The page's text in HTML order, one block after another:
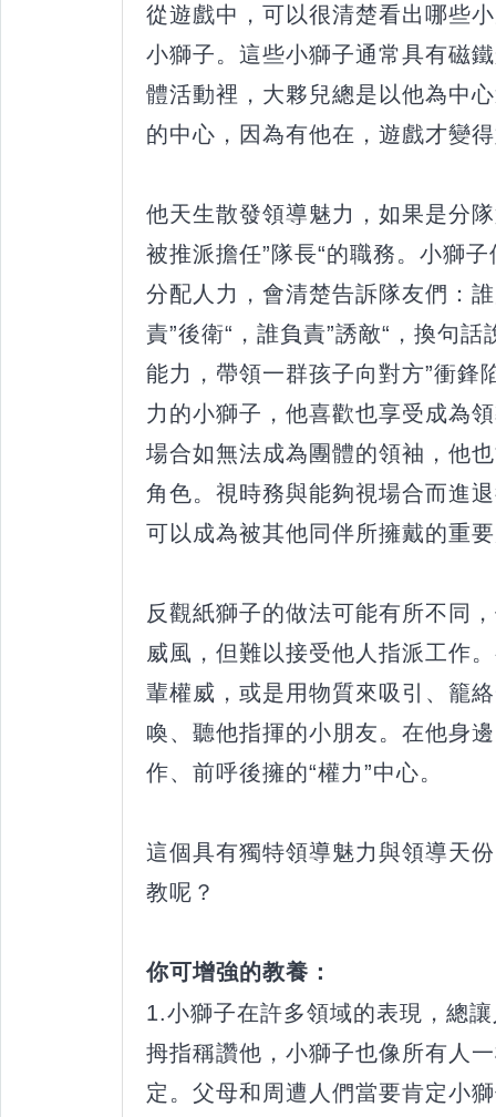
從遊戲中，可以很清楚看出哪些
小獅子。這些小獅子通常具有磁
體活動裡，大夥兒總是以他為中
的中心，因為有他在，遊戲才變
他天生散發領導魅力，如果是分
被推派擔任”隊長“的職務。小獅
分配人力，會清楚告訴隊友們：
責”後衛“，誰負責”誘敵“，換句
能力，帶領一群孩子向對方”衝鋒
力的小獅子，他喜歡也享受成為
場合如無法成為團體的領袖，他
角色。視時務與能夠視場合而進
可以成為被其他同伴所擁戴的重
反觀紙獅子的做法可能有所不同
威風，但難以接受他人指派工作
輩權威，或是用物質來吸引、籠
喚、聽他指揮的小朋友。在他身
作、前呼後擁的“權力”中心。
這個具有獨特領導魅力與領導天
教呢？
你可增強的教養：
1.小獅子在許多領域的表現，總
拇指稱讚他，小獅子也像所有人
定。父母和周遭人們當要肯定小